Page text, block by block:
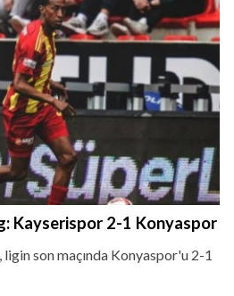
Kayserispor 2-1 Konyaspor
son maçında Konyaspor'u 2-1